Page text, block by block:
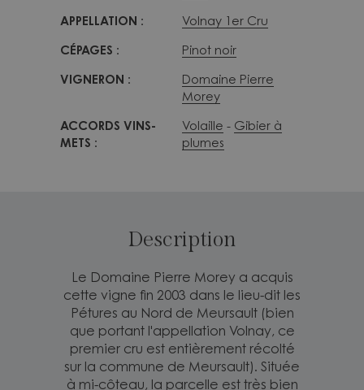
APPELLATION : Volnay 1er Cru
CÉPAGES : Pinot noir
VIGNERON :
Domaine Pierre
Morey
ACCORDS VINS-
METS :
Volaille
Gibier à
plumes
Description
Le Domaine Pierre Morey a acquis
cette vigne fin 2003 dans le lieu-dit les
Pétures au Nord de Meursault (bien
que portant l'appellation Volnay, ce
premier cru est entièrement récolté
sur la commune de Meursault). Située
à mi-côteau, la parcelle est très bien